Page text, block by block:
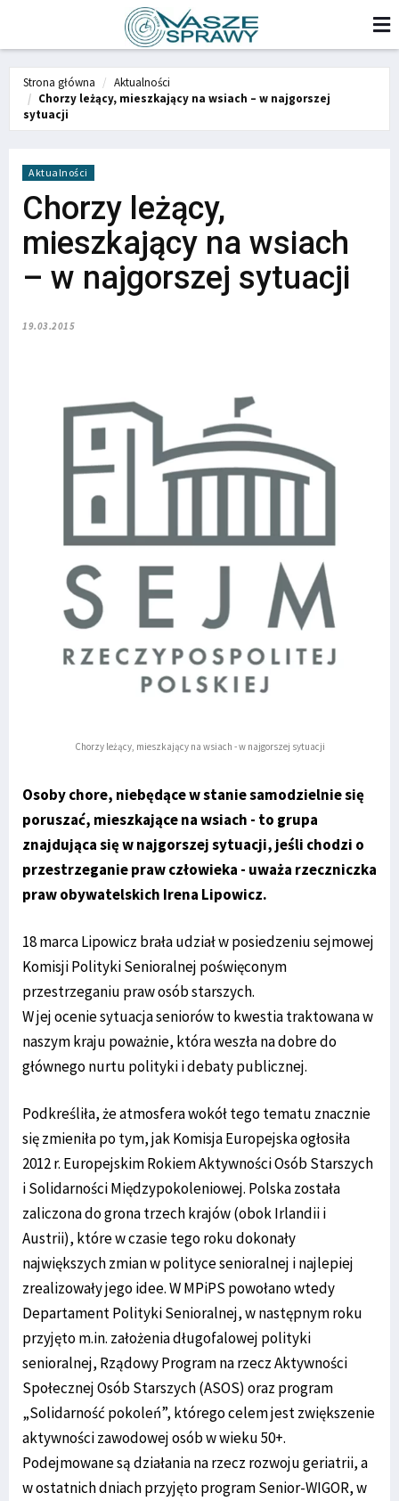
Strona główna
Aktualności
Chorzy leżący, mieszkający na wsiach – w najgorszej
sytuacji
Aktualności
Chorzy leżący,
mieszkający na wsiach
– w najgorszej sytuacji
19.03.2015
Chorzy leżący, mieszkający na wsiach - w najgorszej sytuacji
Osoby chore, niebędące w stanie samodzielnie się
poruszać, mieszkające na wsiach - to grupa
znajdująca się w najgorszej sytuacji, jeśli chodzi o
przestrzeganie praw człowieka - uważa rzeczniczka
praw obywatelskich Irena Lipowicz.
18 marca Lipowicz brała udział w posiedzeniu sejmowej
Komisji Polityki Senioralnej poświęconym
przestrzeganiu praw osób starszych.
W jej ocenie sytuacja seniorów to kwestia traktowana w
naszym kraju poważnie, która weszła na dobre do
głównego nurtu polityki i debaty publicznej.
Podkreśliła, że atmosfera wokół tego tematu znacznie
się zmieniła po tym, jak Komisja Europejska ogłosiła
2012 r. Europejskim Rokiem Aktywności Osób Starszych
i Solidarności Międzypokoleniowej. Polska została
zaliczona do grona trzech krajów (obok Irlandii i
Austrii), które w czasie tego roku dokonały
największych zmian w polityce senioralnej i najlepiej
zrealizowały jego idee. W MPiPS powołano wtedy
Departament Polityki Senioralnej, w następnym roku
przyjęto m.in. założenia długofalowej polityki
senioralnej, Rządowy Program na rzecz Aktywności
Społecznej Osób Starszych (ASOS) oraz program
„Solidarność pokoleń”, którego celem jest zwiększenie
aktywności zawodowej osób w wieku 50+.
Podejmowane są działania na rzecz rozwoju geriatrii, a
w ostatnich dniach przyjęto program Senior-WIGOR, w